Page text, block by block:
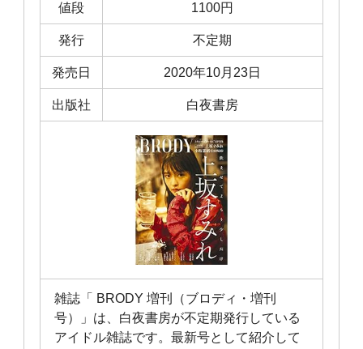
値段 1100円
発行 不定期
発売日 2020年10月23日
出版社 白夜書房
雑誌「 BRODY 増刊（ブロディ・増刊
号）」は、白夜書房が不定期発行している
アイドル雑誌です。最新号として紹介して